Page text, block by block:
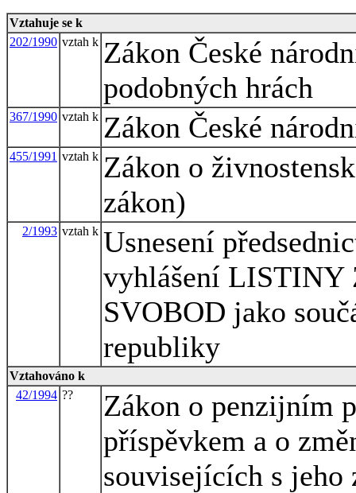
Vztahuje se k
202/1990 vztah k Zákon České
podobných hrách
367/1990 vztah k Zákon České
455/1991 vztah k Zákon o
zákon)
2/1993 vztah k Usnesení
vyhlášení
SVOBOD jako
republiky
Vztahováno k
42/1994 ??
Zákon o penzijním
příspěvkem a o
souvisejících s jeho